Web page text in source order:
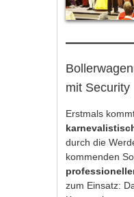
mit Security
Erstmals
durch die
kommenden
zum Einsatz: